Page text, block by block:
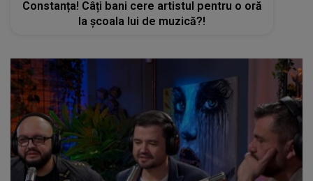
Constanța! Câți bani cere artistul pentru o oră
la școala lui de muzică?!